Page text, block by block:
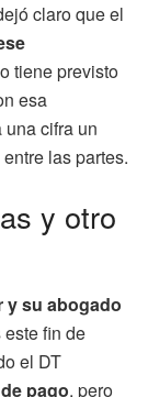
claro que el
tiene previsto
esa
cifra un
las partes.
y otro
y su abogado
fin de
el DT
pago, pero